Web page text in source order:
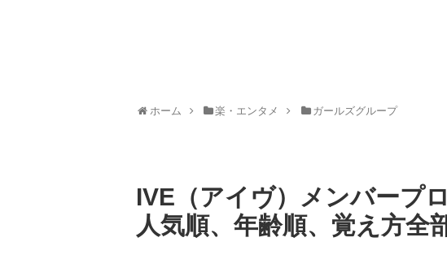
ホーム 楽・エンタメ ガールズグループ
IVE（アイヴ）メンバープ
人気順、年齢順、覚え方全